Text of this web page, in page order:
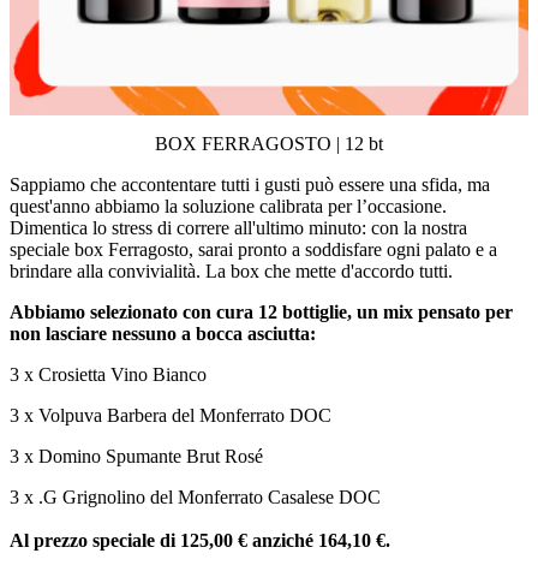
BOX FERRAGOSTO | 12 bt
Sappiamo che accontentare tutti i gusti può essere una sfida, ma
quest'anno abbiamo la soluzione calibrata per l’occasione.
Dimentica lo stress di correre all'ultimo minuto: con la nostra
speciale box Ferragosto, sarai pronto a soddisfare ogni palato e a
brindare alla convivialità. La box che mette d'accordo tutti.
Abbiamo selezionato con cura 12 bottiglie, un mix pensato per
non lasciare nessuno a bocca asciutta:
3 x Crosietta Vino Bianco
3 x Volpuva Barbera del Monferrato DOC
3 x Domino Spumante Brut Rosé
3 x .G Grignolino del Monferrato Casalese DOC
Al prezzo speciale di 125,00 € anziché 164,10 €.